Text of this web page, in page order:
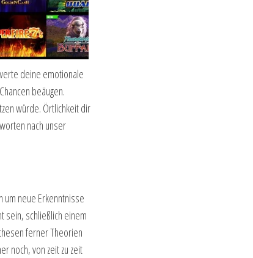
deine emotionale
beäugen.
würde. Örtlichkeit dir
nach unser
neue Erkenntnisse
sein, schließlich einem
ferner Theorien
noch, von zeit zu zeit